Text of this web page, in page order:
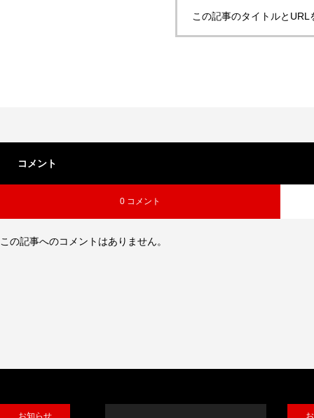
この記事のタイトルとURL
コメント
0 コメント
この記事へのコメントはありません。
お知らせ